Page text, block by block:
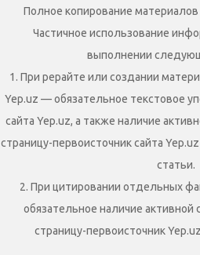
Полное копирование
Частичное использование
выполнении
1. При рерайте или создании
Yep.uz — обязательное текстовое
сайта Yep.uz, а также наличие
страницу-первоисточник сайта
статьи.
2. При цитировании отдельных
обязательное наличие активной
страницу-первоисточник